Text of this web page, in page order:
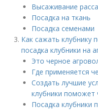
Высаживание
Посадка на ткань
Посадка семенами
Как сажать клубнику
посадка клубники на
Это черное
Где применяется
Создать лучшие
клубники поможет
Посадка клубники